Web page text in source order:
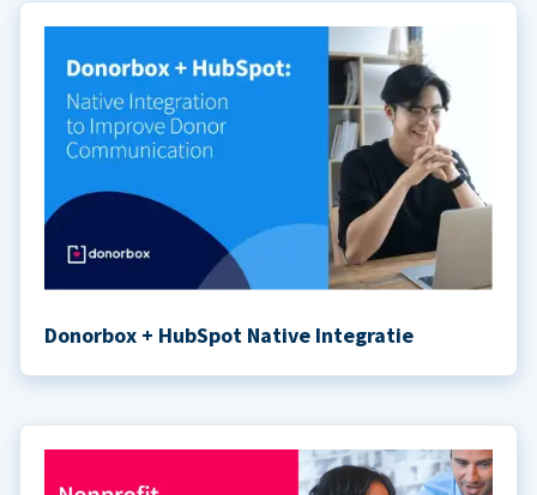
Donorbox + HubSpot Native Integratie